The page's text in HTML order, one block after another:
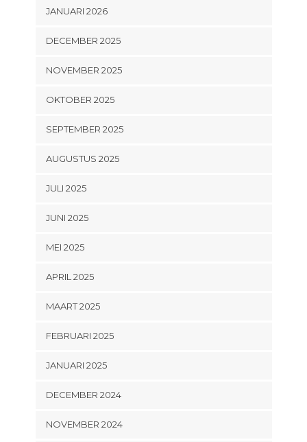
JANUARI 2026
DECEMBER 2025
NOVEMBER 2025
OKTOBER 2025
SEPTEMBER 2025
AUGUSTUS 2025
JULI 2025
JUNI 2025
MEI 2025
APRIL 2025
MAART 2025
FEBRUARI 2025
JANUARI 2025
DECEMBER 2024
NOVEMBER 2024